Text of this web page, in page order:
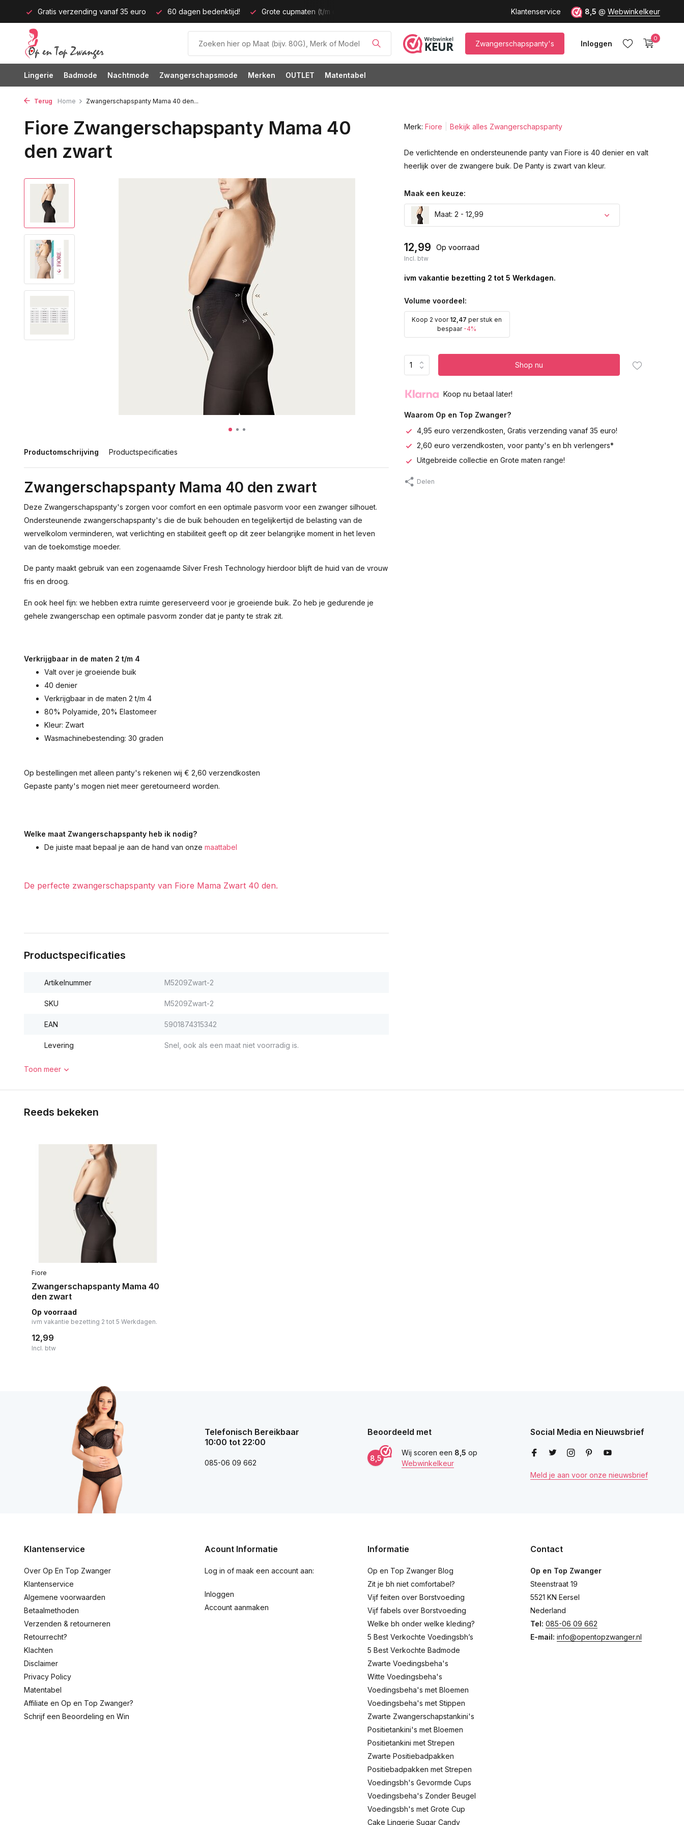
Gratis verzending vanaf 35 euro 60 dagen bedenktijd! Grote cupmaten (t/m cup M)! Klantenservice 8,5 @ Webwinkelkeur
Zwangerschapspanty's Inloggen
0
Lingerie Badmode Nachtmode Zwangerschapsmode Merken OUTLET Matentabel
Terug Home Zwangerschapspanty Mama 40 den...
Fiore Zwangerschapspanty Mama 40
den zwart
Productomschrijving Productspecificaties
Zwangerschapspanty Mama 40 den zwart
Deze Zwangerschapspanty's zorgen voor comfort en een optimale pasvorm voor een zwanger silhouet.
Ondersteunende zwangerschapspanty's die de buik behouden en tegelijkertijd de belasting van de
wervelkolom verminderen, wat verlichting en stabiliteit geeft op dit zeer belangrijke moment in het leven
van de toekomstige moeder.
De panty maakt gebruik van een zogenaamde Silver Fresh Technology hierdoor blijft de huid van de vrouw
fris en droog.
En ook heel fijn: we hebben extra ruimte gereserveerd voor je groeiende buik. Zo heb je gedurende je
gehele zwangerschap een optimale pasvorm zonder dat je panty te strak zit.
Verkrijgbaar in de maten 2 t/m 4
Valt over je groeiende buik
40 denier
Verkrijgbaar in de maten 2 t/m 4
80% Polyamide, 20% Elastomeer
Kleur: Zwart
Wasmachinebestending: 30 graden
Op bestellingen met alleen panty's rekenen wij € 2,60 verzendkosten
Gepaste panty's mogen niet meer geretourneerd worden.
Welke maat Zwangerschapspanty heb ik nodig?
De juiste maat bepaal je aan de hand van onze maattabel
De perfecte zwangerschapspanty van Fiore Mama Zwart 40 den.
Productspecificaties
Artikelnummer M5209Zwart-2
SKU M5209Zwart-2
EAN 5901874315342
Levering Snel, ook als een maat niet voorradig is.
Toon meer
Merk: Fiore Bekijk alles Zwangerschapspanty
De verlichtende en ondersteunende panty van Fiore is 40 denier en valt
heerlijk over de zwangere buik. De Panty is zwart van kleur.
Maak een keuze:
Maat: 2 - 12,99
12,99 Op voorraad
Incl. btw
ivm vakantie bezetting 2 tot 5 Werkdagen.
Volume voordeel:
Koop 2 voor 12,47 per stuk en
bespaar -4%
Shop nu
Koop nu betaal later!
Waarom Op en Top Zwanger?
4,95 euro verzendkosten, Gratis verzending vanaf 35 euro!
2,60 euro verzendkosten, voor panty's en bh verlengers*
Uitgebreide collectie en Grote maten range!
Delen
Reeds bekeken
Fiore
Zwangerschapspanty Mama 40
den zwart
Op voorraad
ivm vakantie bezetting 2 tot 5 Werkdagen.
12,99
Incl. btw
Telefonisch Bereikbaar
10:00 tot 22:00
085-06 09 662
Beoordeeld met
8,5
Wij scoren een 8,5 op
Webwinkelkeur
Social Media en Nieuwsbrief
Meld je aan voor onze nieuwsbrief
Klantenservice
Over Op En Top Zwanger
Klantenservice
Algemene voorwaarden
Betaalmethoden
Verzenden & retourneren
Retourrecht?
Klachten
Disclaimer
Privacy Policy
Matentabel
Affiliate en Op en Top Zwanger?
Schrijf een Beoordeling en Win
Acount Informatie
Log in of maak een account aan:
Inloggen
Account aanmaken
Informatie
Op en Top Zwanger Blog
Zit je bh niet comfortabel?
Vijf feiten over Borstvoeding
Vijf fabels over Borstvoeding
Welke bh onder welke kleding?
5 Best Verkochte Voedingsbh’s
5 Best Verkochte Badmode
Zwarte Voedingsbeha's
Witte Voedingsbeha's
Voedingsbeha's met Bloemen
Voedingsbeha's met Stippen
Zwarte Zwangerschapstankini's
Positietankini's met Bloemen
Positietankini met Strepen
Zwarte Positiebadpakken
Positiebadpakken met Strepen
Voedingsbh's Gevormde Cups
Voedingsbeha's Zonder Beugel
Voedingsbh's met Grote Cup
Cake Lingerie Sugar Candy
Contact
Op en Top Zwanger
Steenstraat 19
5521 KN Eersel
Nederland
Tel: 085-06 09 662
E-mail: info@opentopzwanger.nl